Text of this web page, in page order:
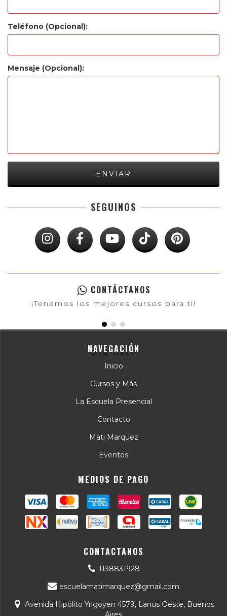
Teléfono (Opcional):
Mensaje (Opcional):
SEGUINOS
CONTÁCTANOS
¡Tenemos los mejores cursos para ti!
NAVEGACIÓN
Inicio
Cursos y Más
La Escuela Presencial
Contacto
Mati Marquez
Eventos
MEDIOS DE PAGO
CONTACTANOS
1138831928
escuelamatimarquez@gmail.com
Avenida Hipólito Yrigoyen 4579, Lanus Oeste, Buenos